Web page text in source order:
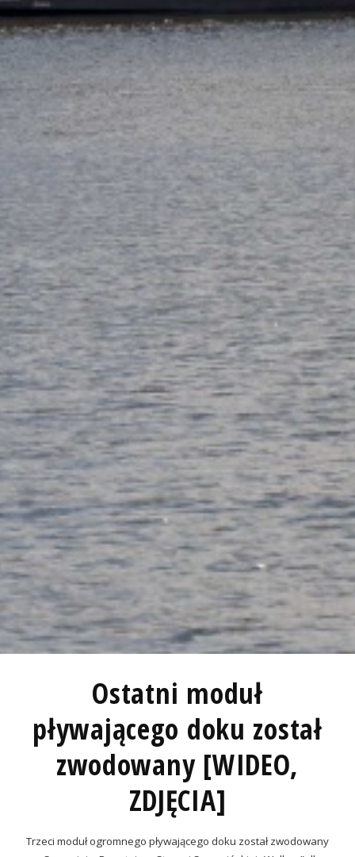
Ostatni moduł
pływającego doku został
zwodowany [WIDEO,
ZDJĘCIA]
Trzeci moduł ogromnego pływającego doku został zwodowany